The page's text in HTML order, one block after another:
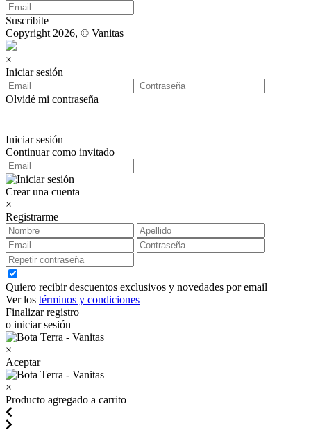
Suscribite
Copyright 2026, © Vanitas
×
Iniciar sesión
Olvidé mi contraseña
Iniciar sesión
Continuar como invitado
Crear una cuenta
×
Registrarme
Quiero recibir descuentos exclusivos y novedades por email
Ver los términos y condiciones
Finalizar registro
o iniciar sesión
×
Aceptar
×
Producto agregado a carrito